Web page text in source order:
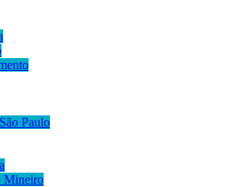
Paulo
Mineiro